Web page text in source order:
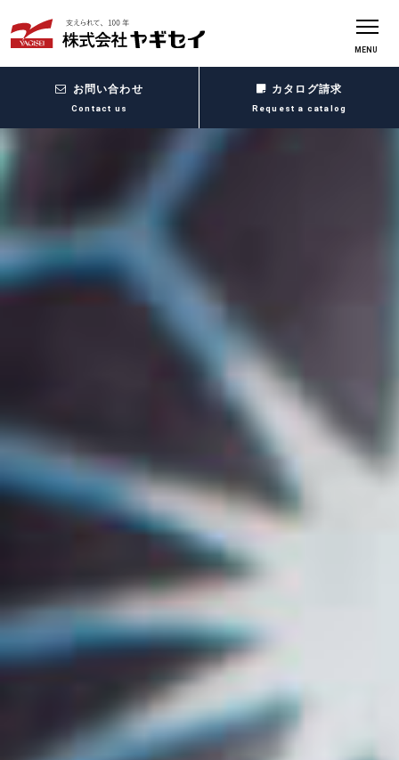
MENU
お問い合わせ
Contact us
カタログ請求
Request a catalog